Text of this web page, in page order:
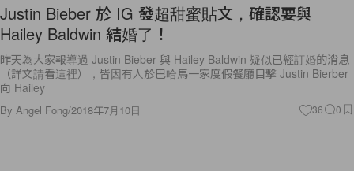
Justin Bieber 於 IG 發超甜蜜貼文，確認要與
Hailey Baldwin 結婚了！
昨天為大家報導過 Justin Bieber 與 Hailey Baldwin 疑似已經訂婚的消息
（詳文請看這裡），皆因有人於巴哈馬一家度假餐廳目擊 Justin Bierber
向 Hailey
By Angel Fong/2018年7月10日 36 0